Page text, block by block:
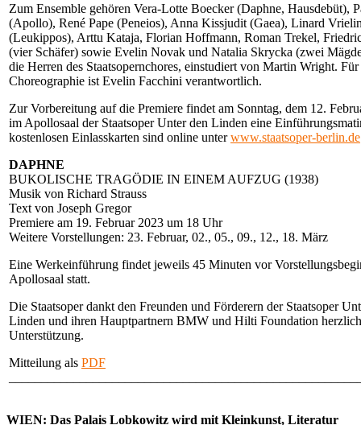
Zum Ensemble gehören Vera-Lotte Boecker (Daphne, Hausdebüt),
(Apollo), René Pape (Peneios), Anna Kissjudit (Gaea), Linard
(Leukippos), Arttu Kataja, Florian Hoffmann, Roman Trekel,
(vier Schäfer) sowie Evelin Novak und Natalia Skrycka (zwei
die Herren des Staatsopernchores, einstudiert von Martin Wright.
Choreographie ist Evelin Facchini verantwortlich.
Zur Vorbereitung auf die Premiere findet am Sonntag, dem 12.
im Apollosaal der Staatsoper Unter den Linden eine
kostenlosen Einlasskarten sind online unterwww.staatsoper-berlin.de
DAPHNE
BUKOLISCHE TRAGÖDIE IN EINEM AUFZUG (1938)
Musik von Richard Strauss
Text von Joseph Gregor
Premiere am 19. Februar 2023 um 18 Uhr
Weitere Vorstellungen: 23. Februar, 02., 05., 09., 12., 18. März
Eine Werkeinführung findet jeweils 45 Minuten vor
Apollosaal statt.
Die Staatsoper dankt den Freunden und Förderern der Staatsoper
Linden und ihren Hauptpartnern BMW und Hilti Foundation
Unterstützung.
Mitteilung als PDF
WIEN: Das Palais Lobkowitz wird mit Kleinkunst, Literatur